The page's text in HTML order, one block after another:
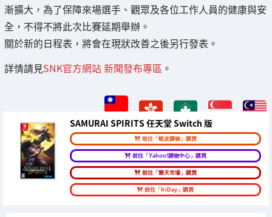
漸擴大，為了保障來場選手、觀眾及各位工作人員的健康與安
全，不得不將此次比賽延期舉辦。
關於新的日程表，將會在現狀改善之後另行發表。
詳情請見SNK官方網站 新聞發布專區 。
SAMURAI SPIRITS 任天堂 Switch 版
前往「蝦皮購物」購買
前往「Yahoo!購物中心」購買
前往「樂天市場」購買
前往「friDay」購買